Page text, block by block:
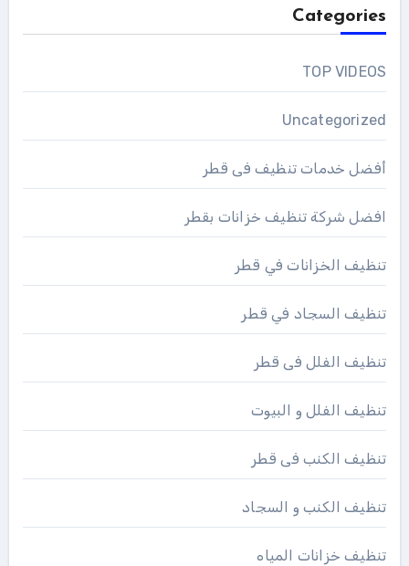
Categories
TOP VIDEOS
Uncategorized
أفضل خدمات تنظيف فى قطر
افضل شركة تنظيف خزانات بقطر
تنظيف الخزانات في قطر
تنظيف السجاد في قطر
تنظيف الفلل فى قطر
تنظيف الفلل و البيوت
تنظيف الكنب فى قطر
تنظيف الكنب و السجاد
تنظيف خزانات المياه